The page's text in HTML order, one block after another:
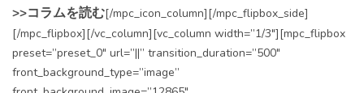
>>コラムを読む[/mpc_icon_column][/mpc_flipbox_side]
[/mpc_flipbox][/vc_column][vc_column width=”1/3″][mpc_flipbox
preset=”preset_0″ url=”||” transition_duration=”500″
front_background_type=”image”